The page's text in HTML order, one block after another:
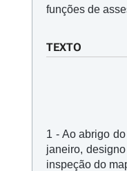
funções de
TEXTO
1 - Ao abrigo
janeiro,
inspeção do